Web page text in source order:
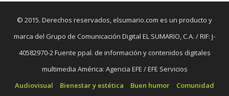
© 2015. Derechos reservados, elsumario.com es un producto y
marca del Grupo de Comunicación Digital EL SUMARIO, C.A. / RIF: J-
40582970-2 Fuente ppal. de información y contenidos digitales
multimedia América: Agencia EFE / EFE Servicios
Audiovisual
Bienestar y estética Buen humor Comunidad